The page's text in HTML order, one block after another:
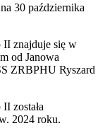
30 października
II znajduje się w
od Janowa
ZRBPHU Ryszard
została
2024 roku.